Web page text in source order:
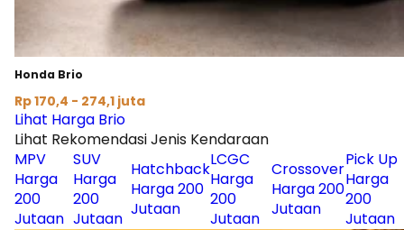
Honda Brio
Rp 170,4 - 274,1 juta
Lihat Harga Brio
Lihat Rekomendasi Jenis Kendaraan
MPV
Harga
200
Jutaan
SUV
Harga
200
Jutaan
Hatchback
Harga 200
Jutaan
LCGC
Harga
200
Jutaan
Crossover
Harga 200
Jutaan
Pick Up
Harga
200
Jutaan